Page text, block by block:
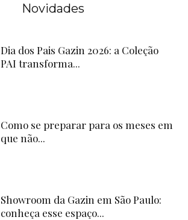
Novidades
Dia dos Pais Gazin 2026: a Coleção
PAI transforma...
Como se preparar para os meses em
que não...
Showroom da Gazin em São Paulo:
conheça esse espaço...